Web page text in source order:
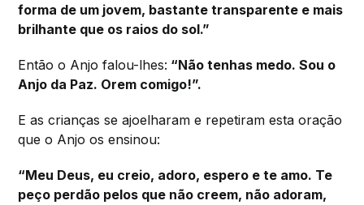
forma de um jovem, bastante transparente e mais
brilhante que os raios do sol.”
Então o Anjo falou-lhes: “Não tenhas medo. Sou o
Anjo da Paz. Orem comigo!”.
E as crianças se ajoelharam e repetiram esta oração
que o Anjo os ensinou:
“Meu Deus, eu creio, adoro, espero e te amo. Te
peço perdão pelos que não creem, não adoram,